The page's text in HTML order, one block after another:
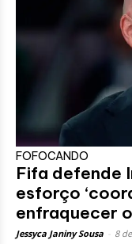
FOFOCANDO
Fifa defende
esforço
enfraquecer
Jessyca Janiny Sousa 8